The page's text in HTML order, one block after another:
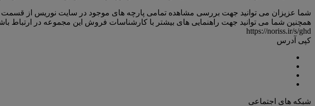
شما عزیزان می توانید جهت بررسی مشاهده تمامی پارچه های موجود در سایت نوریس از قسمت
همچنین شما می توانید جهت راهنمایی های بیشتر با کارشناسات فروش این مجموعه در ارتباط
https://noriss.ir/s/ghd
کپی آدرس
شبکه های اجتماعی